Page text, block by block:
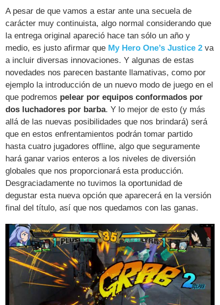
A pesar de que vamos a estar ante una secuela de
carácter muy continuista, algo normal considerando que
la entrega original apareció hace tan sólo un año y
medio, es justo afirmar que My Hero One’s Justice 2 va
a incluir diversas innovaciones. Y algunas de estas
novedades nos parecen bastante llamativas, como por
ejemplo la introducción de un nuevo modo de juego en el
que podremos pelear por equipos conformados por
dos luchadores por barba. Y lo mejor de esto (y más
allá de las nuevas posibilidades que nos brindará) será
que en estos enfrentamientos podrán tomar partido
hasta cuatro jugadores offline, algo que seguramente
hará ganar varios enteros a los niveles de diversión
globales que nos proporcionará esta producción.
Desgraciadamente no tuvimos la oportunidad de
degustar esta nueva opción que aparecerá en la versión
final del título, así que nos quedamos con las ganas.